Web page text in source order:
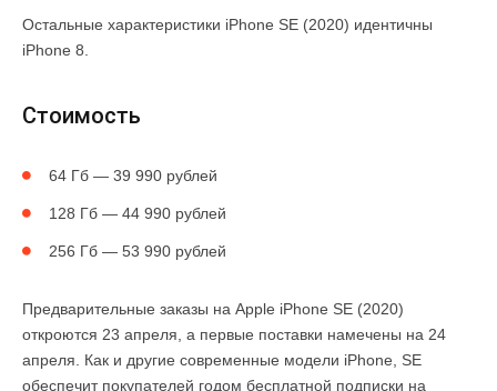
Остальные характеристики iPhone SE (2020) идентичны
iPhone 8.
Стоимость
64 Гб — 39 990 рублей
128 Гб — 44 990 рублей
256 Гб — 53 990 рублей
Предварительные заказы на Apple iPhone SE (2020)
откроются 23 апреля, а первые поставки намечены на 24
апреля. Как и другие современные модели iPhone, SE
обеспечит покупателей годом бесплатной подписки на